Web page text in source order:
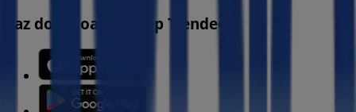
Faz download da App Tiendeo